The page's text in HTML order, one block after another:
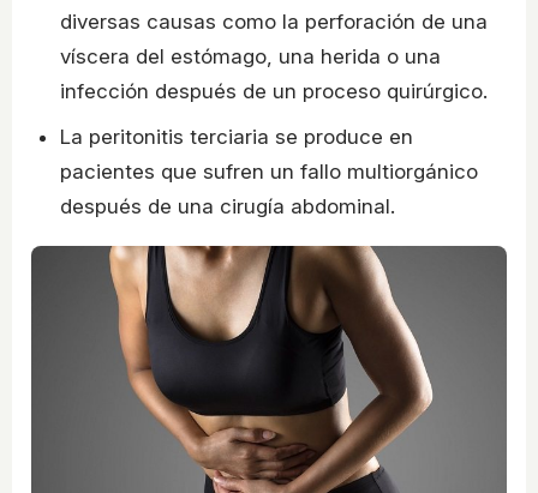
diversas causas como la perforación de una
víscera del estómago, una herida o una
infección después de un proceso quirúrgico.
La peritonitis terciaria se produce en
pacientes que sufren un fallo multiorgánico
después de una cirugía abdominal.